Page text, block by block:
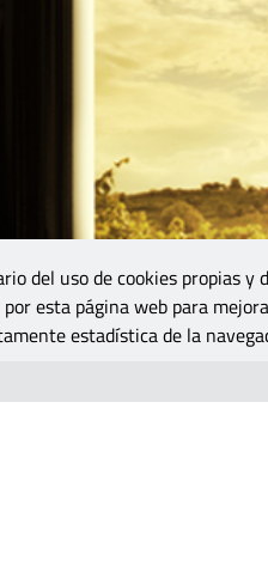
del uso de cookies propias y
esta página web para
estadística de la